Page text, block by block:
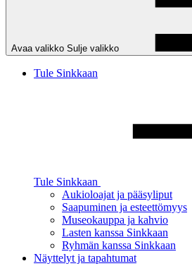
Avaa valikko Sulje valikko
Tule Sinkkaan
Tule Sinkkaan
Aukioloajat ja pääsyliput
Saapuminen ja esteettömyys
Museokauppa ja kahvio
Lasten kanssa Sinkkaan
Ryhmän kanssa Sinkkaan
Näyttelyt ja tapahtumat